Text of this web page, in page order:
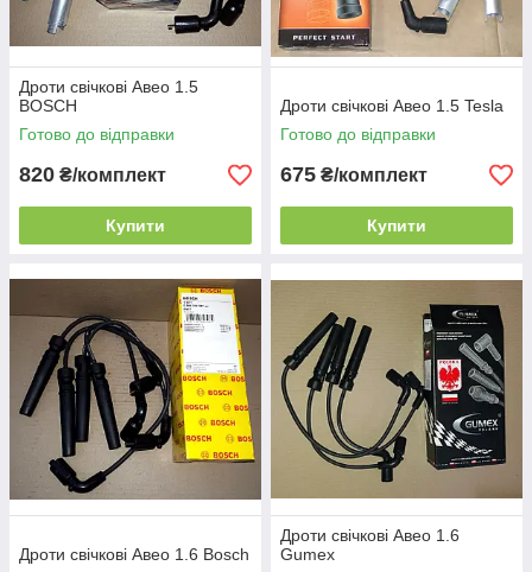
Дроти свічкові Авео 1.5
BOSCH
Готово до відправки
820 ₴/комплект
Купити
Дроти свічкові Авео 1.5 Tesla
Готово до відправки
675 ₴/комплект
Купити
Дроти свічкові Авео 1.6 Bosch
Дроти свічкові Авео 1.6
Gumex